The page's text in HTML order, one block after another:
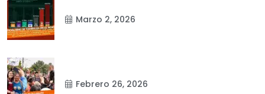
Marzo 2, 2026
Febrero 26, 2026